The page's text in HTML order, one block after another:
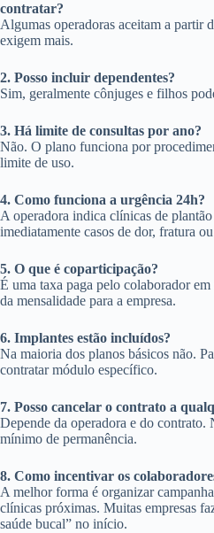
contratar?
Algumas operadoras aceitam a partir
exigem mais.
2. Posso incluir dependentes?
Sim, geralmente cônjuges e filhos
3. Há limite de consultas por ano?
Não. O plano funciona por
limite de uso.
4. Como funciona a urgência 24h?
A operadora indica clínicas de
imediatamente casos de dor, fratura
5. O que é coparticipação?
É uma taxa paga pelo colaborador
da mensalidade para a empresa.
6. Implantes estão incluídos?
Na maioria dos planos básicos não.
contratar módulo específico.
7. Posso cancelar o contrato a
Depende da operadora e do contrato.
mínimo de permanência.
8. Como incentivar os
A melhor forma é organizar
clínicas próximas. Muitas empresas
saúde bucal” no início.